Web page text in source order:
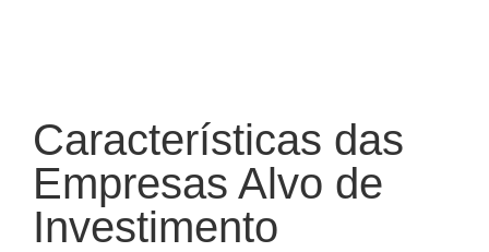
Características das
Empresas Alvo de
Investimento